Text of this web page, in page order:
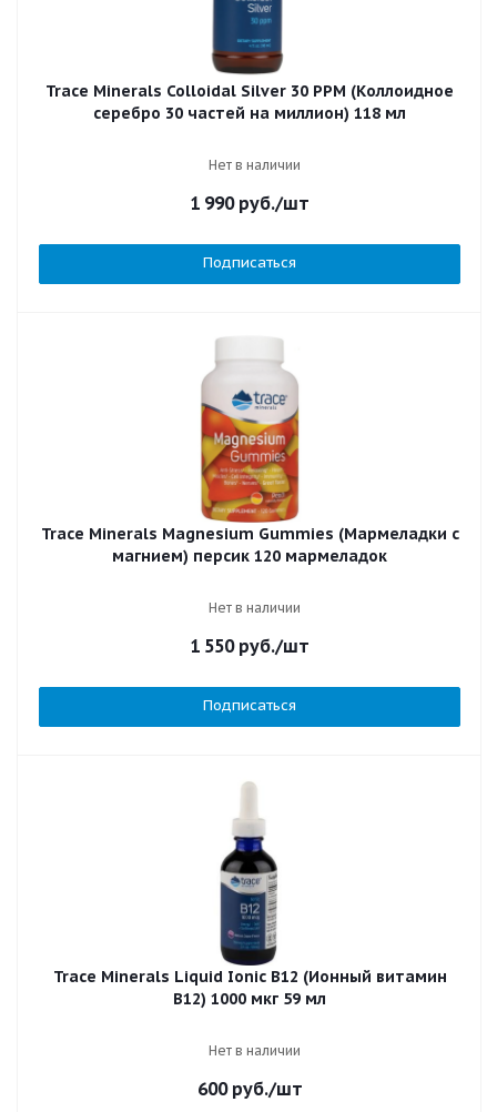
Trace Minerals Colloidal Silver 30 PPM (Коллоидное
серебро 30 частей на миллион) 118 мл
Нет в наличии
1 990руб./шт
Подписаться
Trace Minerals Magnesium Gummies (Мармеладки с
магнием) персик 120 мармеладок
Нет в наличии
1 550руб./шт
Подписаться
Trace Minerals Liquid Ionic B12 (Ионный витамин
B12) 1000 мкг 59 мл
Нет в наличии
600руб./шт